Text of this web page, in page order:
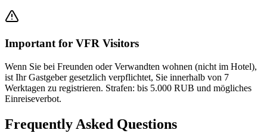
Important for VFR Visitors
Wenn Sie bei Freunden oder Verwandten wohnen (nicht im Hotel),
ist Ihr Gastgeber gesetzlich verpflichtet, Sie innerhalb von 7
Werktagen zu registrieren. Strafen: bis 5.000 RUB und mögliches
Einreiseverbot.
Frequently Asked Questions